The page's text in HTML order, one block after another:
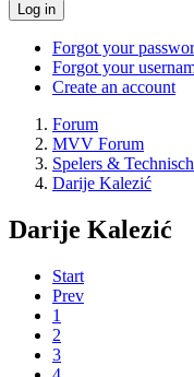
Log in
Forgot your
Forgot your
Create an account
Forum
MVV Forum
Spelers &
Darije Kalezić
Darije Kalezić
Start
Prev
1
2
3